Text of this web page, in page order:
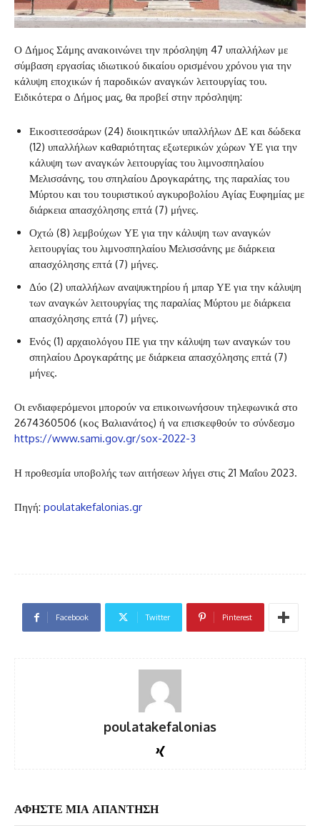
Ο Δήμος Σάμης ανακοινώνει την πρόσληψη 47 υπαλλήλων με
σύμβαση εργασίας ιδιωτικού δικαίου ορισμένου χρόνου για την
κάλυψη εποχικών ή παροδικών αναγκών λειτουργίας του.
Ειδικότερα ο Δήμος μας, θα προβεί στην πρόσληψη:
Εικοσιτεσσάρων (24) διοικητικών υπαλλήλων ΔΕ και δώδεκα
(12) υπαλλήλων καθαριότητας εξωτερικών χώρων ΥΕ για την
κάλυψη των αναγκών λειτουργίας του λιμνοσπηλαίου
Μελισσάνης, του σπηλαίου Δρογκαράτης, της παραλίας του
Μύρτου και του τουριστικού αγκυροβολίου Αγίας Ευφημίας με
διάρκεια απασχόλησης επτά (7) μήνες.
Οχτώ (8) λεμβούχων ΥΕ για την κάλυψη των αναγκών
λειτουργίας του λιμνοσπηλαίου Μελισσάνης με διάρκεια
απασχόλησης επτά (7) μήνες.
Δύο (2) υπαλλήλων αναψυκτηρίου ή μπαρ ΥΕ για την κάλυψη
των αναγκών λειτουργίας της παραλίας Μύρτου με διάρκεια
απασχόλησης επτά (7) μήνες.
Ενός (1) αρχαιολόγου ΠΕ για την κάλυψη των αναγκών του
σπηλαίου Δρογκαράτης με διάρκεια απασχόλησης επτά (7)
μήνες.
Οι ενδιαφερόμενοι μπορούν να επικοινωνήσουν τηλεφωνικά στο
2674360506 (κος Βαλιανάτος) ή να επισκεφθούν το σύνδεσμο
https://www.sami.gov.gr/sox-2022-3
Η προθεσμία υποβολής των αιτήσεων λήγει στις 21 Μαΐου 2023.
Πηγή: poulatakefalonias.gr
Facebook Twitter Pinterest
poulatakefalonias
ΑΦΗΣΤΕ ΜΙΑ ΑΠΑΝΤΗΣΗ